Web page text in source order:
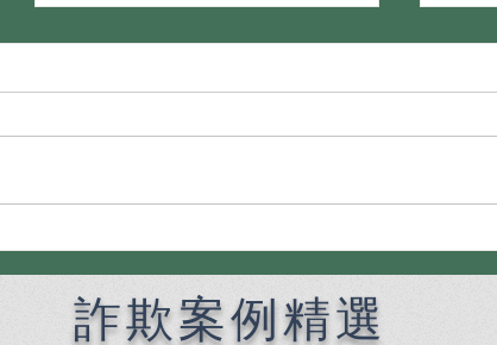
for Filipinos in Taiwan:
Chien Sheng International
偵
詐欺案例精選